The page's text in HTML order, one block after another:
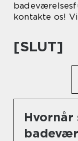
kontakte os!
[SLUT]